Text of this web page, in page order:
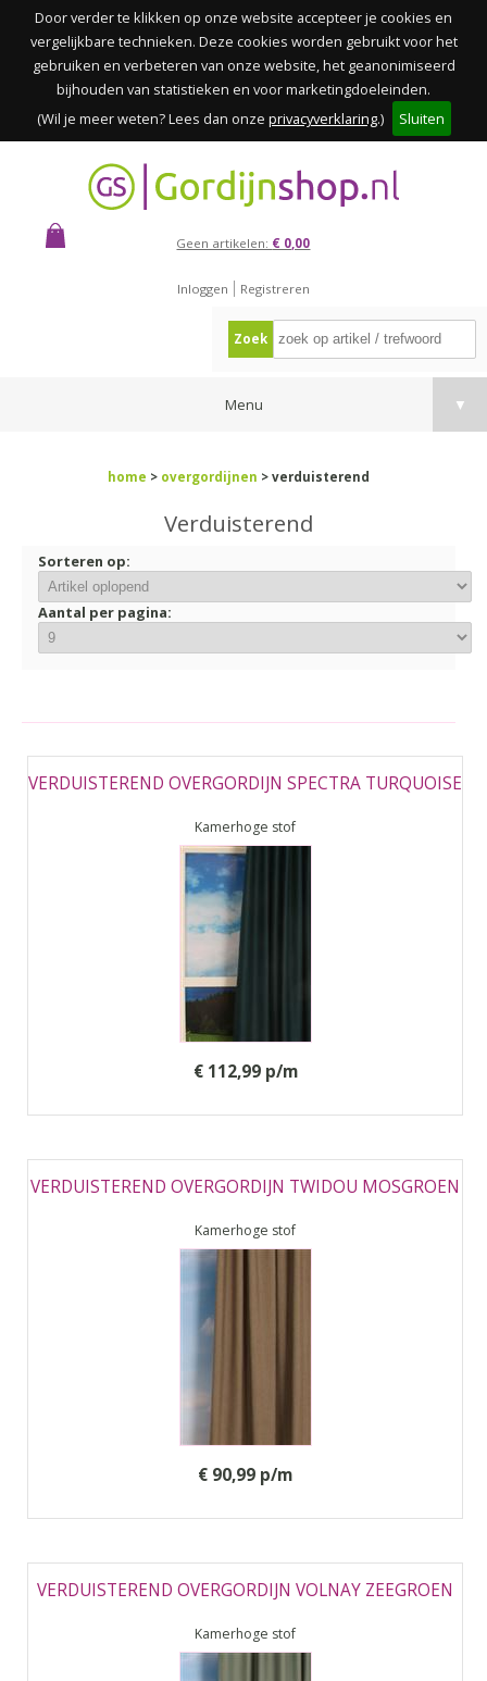
Door verder te klikken op onze website accepteer je cookies en
vergelijkbare technieken. Deze cookies worden gebruikt voor het
gebruiken en verbeteren van onze website, het geanonimiseerd
bijhouden van statistieken en voor marketingdoeleinden.
(Wil je meer weten? Lees dan onze privacyverklaring.) Sluiten
Geen artikelen: € 0,00
Inloggen Registreren
Zoek
Menu ▼
home > overgordijnen > verduisterend
Verduisterend
Sorteren op:
Aantal per pagina:
VERDUISTEREND OVERGORDIJN SPECTRA TURQUOISE
Kamerhoge stof
€ 112,99 p/m
VERDUISTEREND OVERGORDIJN TWIDOU MOSGROEN
Kamerhoge stof
€ 90,99 p/m
VERDUISTEREND OVERGORDIJN VOLNAY ZEEGROEN
Kamerhoge stof